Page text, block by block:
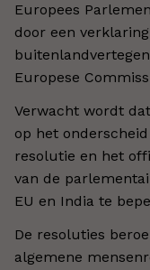
Europees
door een
Europese
Verwacht wordt
op het
resolutie en het
van de
EU en India te
De resoluties
algemene